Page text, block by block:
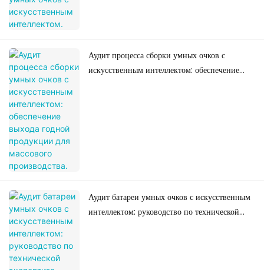
Аудит процесса сборки умных очков с
искусственным интеллектом: обеспечение
Аудит батареи умных очков с искусственным
интеллектом: руководство по технической